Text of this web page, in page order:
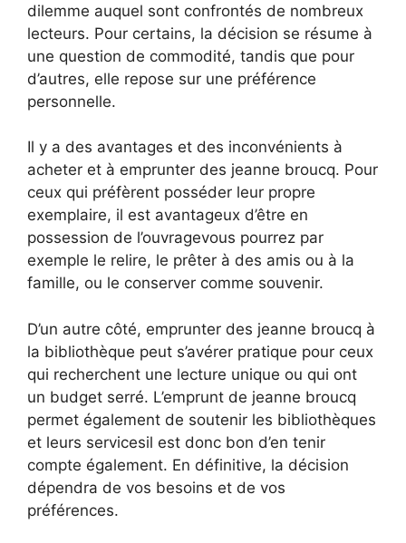
dilemme auquel sont confrontés de nombreux
lecteurs. Pour certains, la décision se résume à
une question de commodité, tandis que pour
d’autres, elle repose sur une préférence
personnelle.
Il y a des avantages et des inconvénients à
acheter et à emprunter des jeanne broucq. Pour
ceux qui préfèrent posséder leur propre
exemplaire, il est avantageux d’être en
possession de l’ouvragevous pourrez par
exemple le relire, le prêter à des amis ou à la
famille, ou le conserver comme souvenir.
D’un autre côté, emprunter des jeanne broucq à
la bibliothèque peut s’avérer pratique pour ceux
qui recherchent une lecture unique ou qui ont
un budget serré. L’emprunt de jeanne broucq
permet également de soutenir les bibliothèques
et leurs servicesil est donc bon d’en tenir
compte également. En définitive, la décision
dépendra de vos besoins et de vos
préférences.